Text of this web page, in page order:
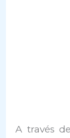
A través de